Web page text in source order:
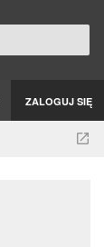
ZALOGUJ SIĘ